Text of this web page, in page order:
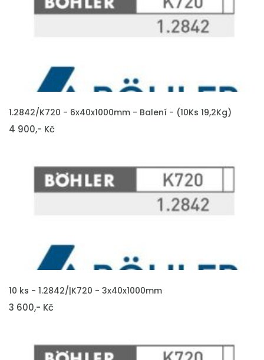
VLOŽIT DO KOŠÍKU
1.2842/K720 - 6x40x1000mm - Balení - (10Ks 19,2Kg)
4 900,- Kč
VLOŽIT DO KOŠÍKU
10 ks - 1.2842/|K720 - 3x40x1000mm
3 600,- Kč